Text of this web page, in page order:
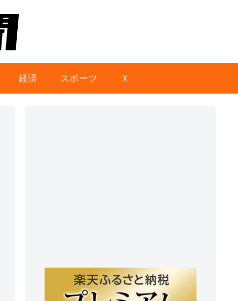
経済 スポーツ Ｘ